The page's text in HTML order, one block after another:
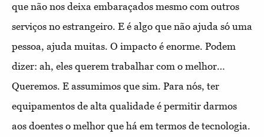
que não nos deixa embaraçados mesmo com outros
serviços no estrangeiro. E é algo que não ajuda só uma
pessoa, ajuda muitas. O impacto é enorme. Podem
dizer: ah, eles querem trabalhar com o melhor…
Queremos. E assumimos que sim. Para nós, ter
equipamentos de alta qualidade é permitir darmos
aos doentes o melhor que há em termos de tecnologia.